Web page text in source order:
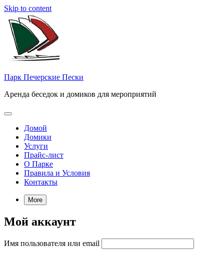
Skip to content
Парк Печерские Пески
Аренда беседок и домиков для мероприятий
Домой
Домики
Услуги
Прайс-лист
О Парке
Правила и Условия
Контакты
More
Мой аккаунт
Имя пользователя или email